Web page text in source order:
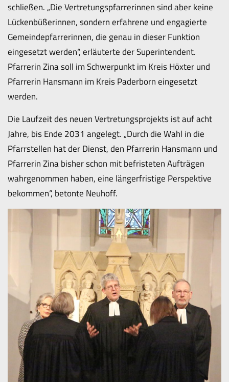
schließen. „Die Vertretungspfarrerinnen sind aber keine
Lückenbüßerinnen, sondern erfahrene und engagierte
Gemeindepfarrerinnen, die genau in dieser Funktion
eingesetzt werden“, erläuterte der Superintendent.
Pfarrerin Zina soll im Schwerpunkt im Kreis Höxter und
Pfarrerin Hansmann im Kreis Paderborn eingesetzt
werden.
Die Laufzeit des neuen Vertretungsprojekts ist auf acht
Jahre, bis Ende 2031 angelegt. „Durch die Wahl in die
Pfarrstellen hat der Dienst, den Pfarrerin Hansmann und
Pfarrerin Zina bisher schon mit befristeten Aufträgen
wahrgenommen haben, eine längerfristige Perspektive
bekommen“, betonte Neuhoff.